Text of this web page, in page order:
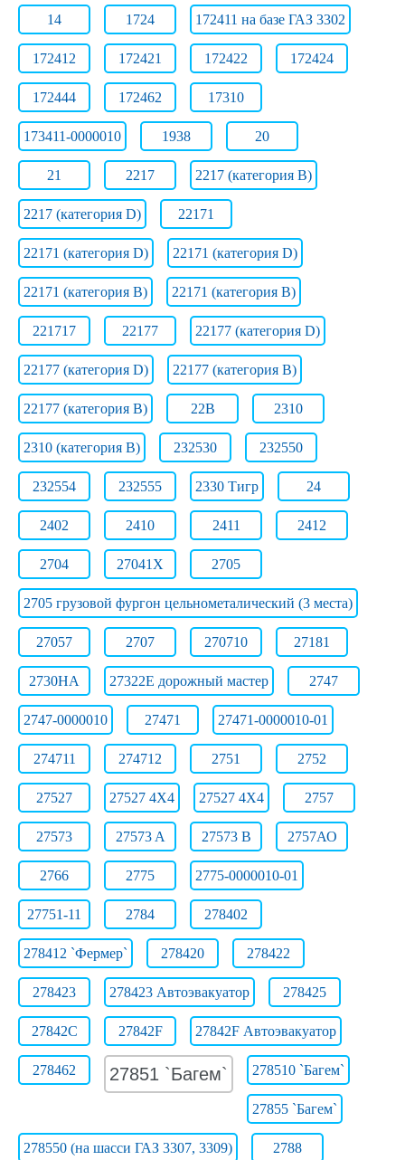
14 1724 172411 на базе ГАЗ 3302
172412 172421 172422 172424
172444 172462 17310
173411-0000010 1938 20
21 2217 2217 (категория B)
2217 (категория D) 22171
22171 (категория D) 22171 (категория D)
22171 (категория В) 22171 (категория В)
221717 22177 22177 (категория D)
22177 (категория D) 22177 (категория В)
22177 (категория В) 22B 2310
2310 (категория B) 232530 232550
232554 232555 2330 Тигр 24
2402 2410 2411 2412
2704 27041Х 2705
2705 грузовой фургон цельнометалический (3 места)
27057 2707 270710 27181
2730НА 27322E дорожный мастер 2747
2747-0000010 27471 27471-0000010-01
274711 274712 2751 2752
27527 27527 4X4 27527 4X4 2757
27573 27573 A 27573 B 2757АО
2766 2775 2775-0000010-01
27751-11 2784 278402
278412 `Фермер` 278420 278422
278423 278423 Автоэвакуатор 278425
27842C 27842F 27842F Автоэвакуатор
278462 27851 `Багем` 278510 `Багем`
27855 `Багем`
278550 (на шасси ГАЗ 3307, 3309) 2788